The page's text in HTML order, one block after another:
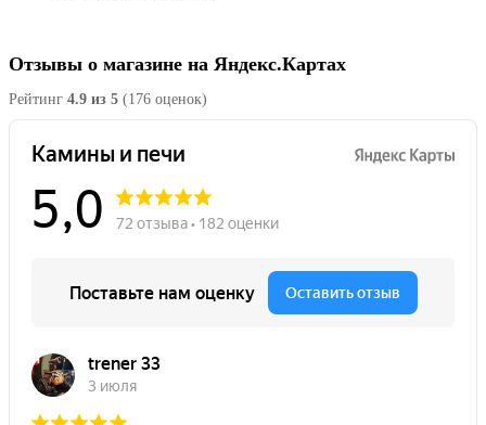
Отзывы о магазине на Яндекс.Картах
Рейтинг 4.9 из 5 (176 оценок)